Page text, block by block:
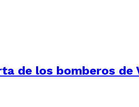
de los bomberos de